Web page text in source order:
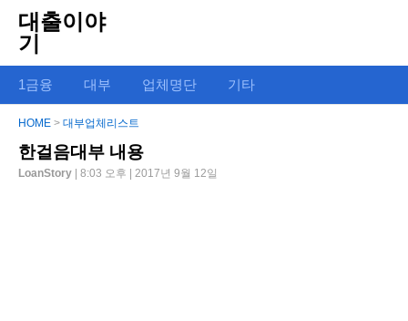
대출이야
기
1금융 대부 업체명단 기타
HOME > 대부업체리스트
한걸음대부 내용
LoanStory | 8:03 오후 | 2017년 9월 12일